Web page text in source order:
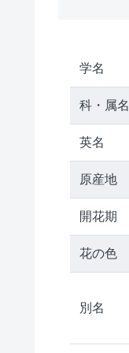
学名
科・属名
英名
原産地
開花期
花の色
別名